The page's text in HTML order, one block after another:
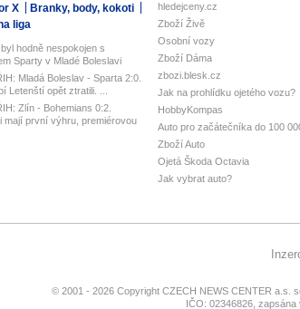
X
Branky, body, kokoti
liga
hodně nespokojen s
Sparty v Mladé Boleslavi
Mladá Boleslav - Sparta 2:0.
Letenští opět ztratili. ...
Zlín - Bohemians 0:2.
mají první výhru, premiérovou
hledejceny.cz
Zboží Živě
Osobní vozy
Zboží Dáma
zbozi.blesk.cz
Jak na prohlídku ojetého vozu?
HobbyKompas
Auto pro začátečníka do 100
Zboží Auto
Ojetá Škoda Octavia
Jak vybrat auto?
© 2001 - 2026 Copyright CZECH NEWS CENTER a.s.
IČO: 02346826,